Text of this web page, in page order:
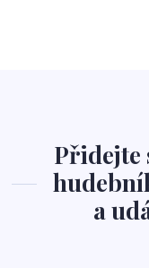
Přidejte
a